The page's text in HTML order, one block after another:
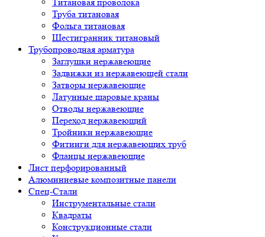
Труба титановая
Фольга титановая
Шестигранник титановый
Трубопроводная арматура
Заглушки нержавеющие
Задвижки из нержавеющей стали
Затворы нержавеющие
Латунные шаровые краны
Отводы нержавеющие
Переход нержавеющий
Тройники нержавеющие
Фитинги для нержавеющих труб
Фланцы нержавеющие
Лист перфорированный
Алюминиевые композитные панели
Спец-Стали
Инструментальные стали
Квадраты
Конструкционные стали